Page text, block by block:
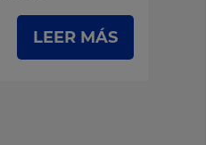
LEER MÁS